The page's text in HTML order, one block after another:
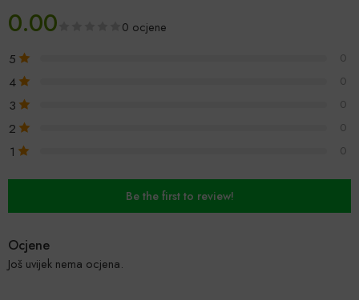
0.00 0 ocjene
5 0
4 0
3 0
2 0
1 0
Be the first to review!
Ocjene
Još uvijek nema ocjena.